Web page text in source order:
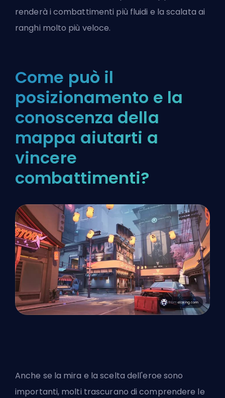
renderà i combattimenti più fluidi e la scalata ai
ranghi molto più veloce.
Come può il
posizionamento e la
conoscenza della
mappa aiutarti a
vincere
combattimenti?
Anche se la mira e la scelta dell'eroe sono
importanti, molti trascurano di comprendere le